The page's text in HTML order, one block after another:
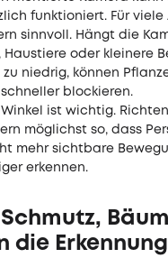
funktioniert. Für
sinnvoll. Hängt die
Haustiere oder kleinere
zu niedrig, können
blockieren.
ist wichtig.
möglichst so, dass
mehr sichtbare
erkennen.
die Erkennung